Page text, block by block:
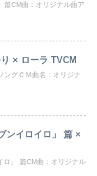
篇CM曲：オリジナル曲ア
× ローラ TVCM
ングＣＭ曲名：オリジナ
ンイロイロ」 篇 ×
ロ」 篇CM曲：オリジナル